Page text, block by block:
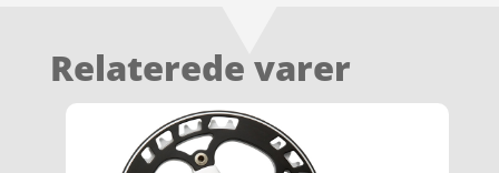
Relaterede varer